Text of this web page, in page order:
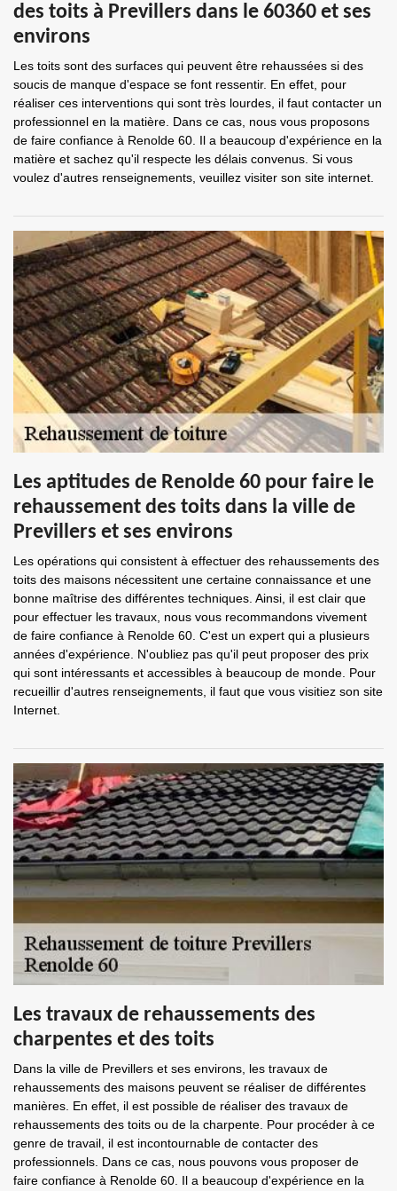
des toits à Previllers dans le 60360 et ses
environs
Les toits sont des surfaces qui peuvent être rehaussées si des
soucis de manque d'espace se font ressentir. En effet, pour
réaliser ces interventions qui sont très lourdes, il faut contacter un
professionnel en la matière. Dans ce cas, nous vous proposons
de faire confiance à Renolde 60. Il a beaucoup d'expérience en la
matière et sachez qu'il respecte les délais convenus. Si vous
voulez d'autres renseignements, veuillez visiter son site internet.
Les aptitudes de Renolde 60 pour faire le
rehaussement des toits dans la ville de
Previllers et ses environs
Les opérations qui consistent à effectuer des rehaussements des
toits des maisons nécessitent une certaine connaissance et une
bonne maîtrise des différentes techniques. Ainsi, il est clair que
pour effectuer les travaux, nous vous recommandons vivement
de faire confiance à Renolde 60. C'est un expert qui a plusieurs
années d'expérience. N'oubliez pas qu'il peut proposer des prix
qui sont intéressants et accessibles à beaucoup de monde. Pour
recueillir d'autres renseignements, il faut que vous visitiez son site
Internet.
Les travaux de rehaussements des
charpentes et des toits
Dans la ville de Previllers et ses environs, les travaux de
rehaussements des maisons peuvent se réaliser de différentes
manières. En effet, il est possible de réaliser des travaux de
rehaussements des toits ou de la charpente. Pour procéder à ce
genre de travail, il est incontournable de contacter des
professionnels. Dans ce cas, nous pouvons vous proposer de
faire confiance à Renolde 60. Il a beaucoup d'expérience en la